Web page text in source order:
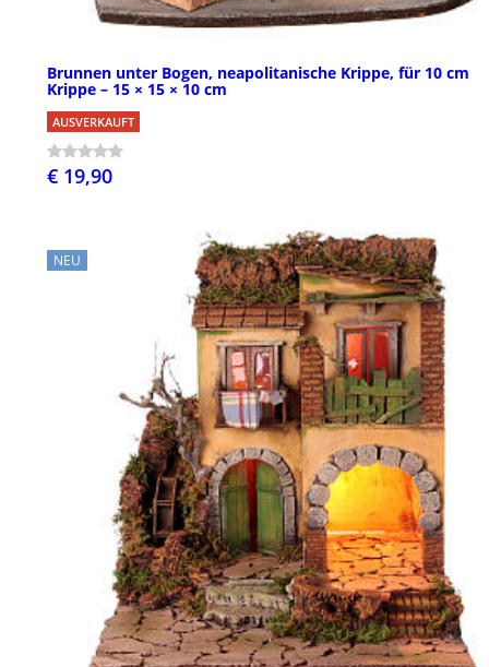
Brunnen unter Bogen, neapolitanische Krippe, für 10 cm
Krippe – 15 × 15 × 10 cm
AUSVERKAUFT
€ 19,90
NEU